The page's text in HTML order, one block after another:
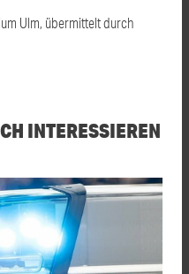
Ulm, übermittelt durch
INTERESSIEREN